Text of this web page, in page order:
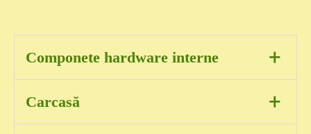
Componete hardware interne +
Placa de bază (Motherboard):
Placa
principală care conectează toate celelalte
componente și permite comunicarea între
Carcasă +